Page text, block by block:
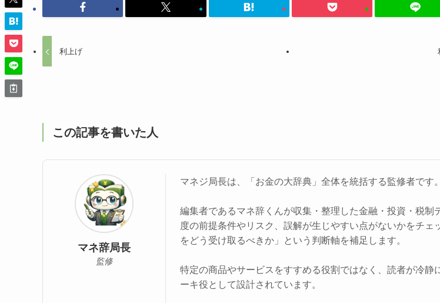
利上げ
この記事を書いた人
マネ辞局長
監修
マネジ局長は、「お金の大辞典」全体を統括する監修者です。
編集者であるマネ辞くんが収集・整理した金融・投資・税制
度の前提条件やリスク、誤解が生じやすい点がないかをチェ
をどう受け取るべきか」という判断軸を補足します。
特定の商品やサービスをすすめる役割ではなく、読者が冷静
ーキ役として設計されています。